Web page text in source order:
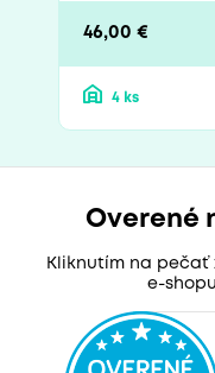
46,00 €
4 ks
Overené
Kliknutím na pečať
e-